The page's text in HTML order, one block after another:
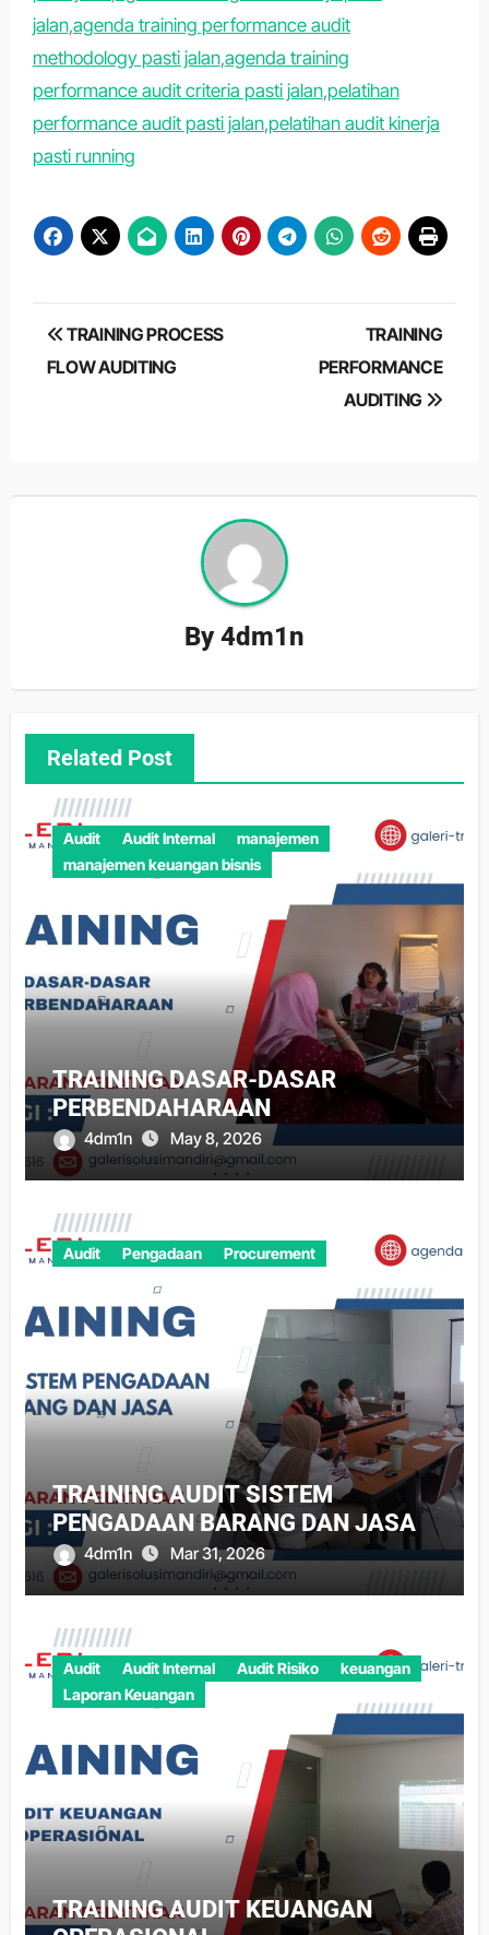
jalan,agenda training performance audit
methodology pasti jalan,agenda training
performance audit criteria pasti jalan,pelatihan
performance audit pasti jalan,pelatihan audit kinerja
pasti running
Post
navigation
TRAINING PROCESS
FLOW AUDITING
TRAINING
PERFORMANCE
AUDITING
By4dm1n
Related Post
Audit Audit Internal
manajemen
manajemen keuangan bisnis
TRAINING DASAR-DASAR
PERBENDAHARAAN
4dm1n May 8, 2026
Audit Pengadaan Procurement
TRAINING AUDIT SISTEM
PENGADAAN BARANG DAN JASA
4dm1n Mar 31, 2026
Audit Audit Internal Audit Risiko
keuangan
Laporan Keuangan
TRAINING AUDIT KEUANGAN